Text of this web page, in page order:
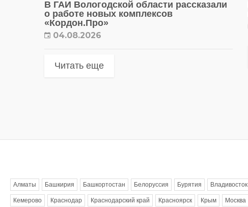
В ГАИ Вологодской области рассказали
о работе новых комплексов
«Кордон.Про»
04.08.2026
Читать еще
Алматы Башкирия Башкортостан Белоруссия Бурятия Владивосток
Кемерово Краснодар Краснодарский край Красноярск Крым Москва